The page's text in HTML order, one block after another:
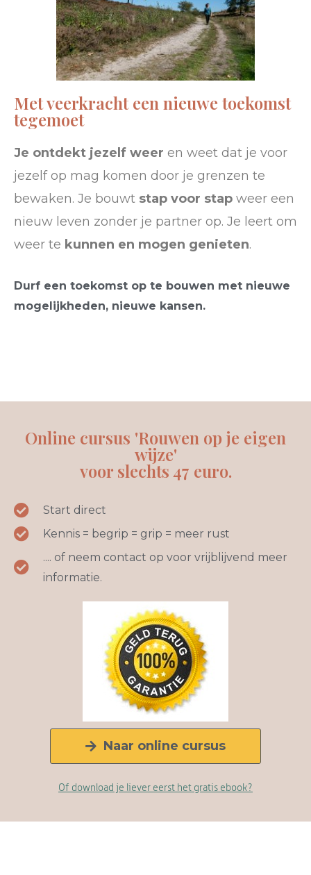
Met veerkracht een nieuwe toekomst
tegemoet
Je ontdekt jezelf weer en weet dat je voor
jezelf op mag komen door je grenzen te
bewaken. Je bouwt stap voor stap weer een
nieuw leven zonder je partner op. Je leert om
weer te kunnen en mogen genieten.
Durf een toekomst op te bouwen met nieuwe
mogelijkheden, nieuwe kansen.
Online cursus 'Rouwen op je eigen
wijze'
voor slechts 47 euro.
Start direct
Kennis = begrip = grip = meer rust
.... of neem contact op voor vrijblijvend meer
informatie.
Naar online cursus
Of download je liever eerst het gratis ebook?